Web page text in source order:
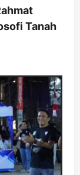
Tanah